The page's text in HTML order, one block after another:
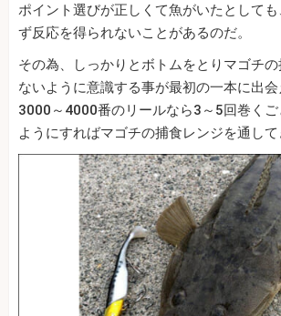
ポイント選びが正しくて魚がいたとして
ず反応を得られないことがあるのだ。
その為、しっかりとボトムをとりマゴチ
ないように意識する事が最初の一本に出会
3000～4000番のリールなら3～5回巻くご
ようにすればマゴチの捕食レンジを通して